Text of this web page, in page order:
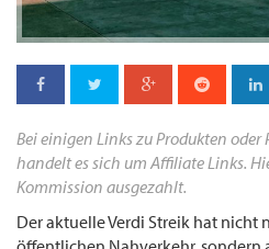
Bei einigen Links zu Produkten oder
handelt es sich um Affiliate Links.
Kommission ausgezahlt.
Der aktuelle Verdi Streik hat nicht